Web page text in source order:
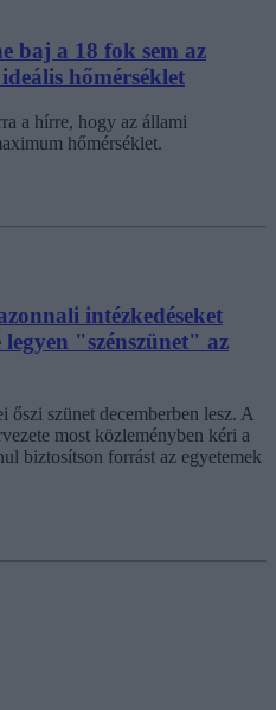
baj a 18 fok sem az
hőmérséklet
a hírre, hogy az állami
hőmérséklet.
intézkedéseket
"szénszünet" az
szünet decemberben lesz. A
most közleményben kéri a
biztosítson forrást az egyetemek